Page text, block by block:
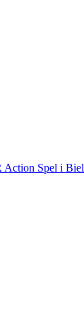
Spel i Biel